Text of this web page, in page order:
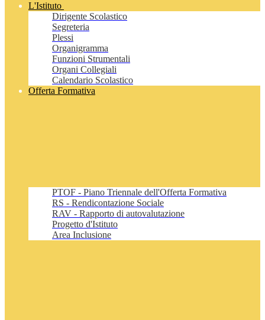
L'Istituto
Dirigente Scolastico
Segreteria
Plessi
Organigramma
Funzioni Strumentali
Organi Collegiali
Calendario Scolastico
Offerta Formativa
PTOF - Piano Triennale dell'Offerta Formativa
RS - Rendicontazione Sociale
RAV - Rapporto di autovalutazione
Progetto d'Istituto
Area Inclusione